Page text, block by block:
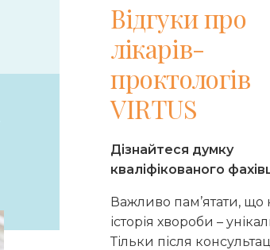
Відгуки про
лікарів-
проктологів
VIRTUS
Дізнайтеся думку
кваліфікованого
Важливо пам’ятати, що
історія хвороби –
Тільки після